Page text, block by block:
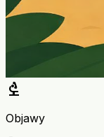
biotech
Objawy